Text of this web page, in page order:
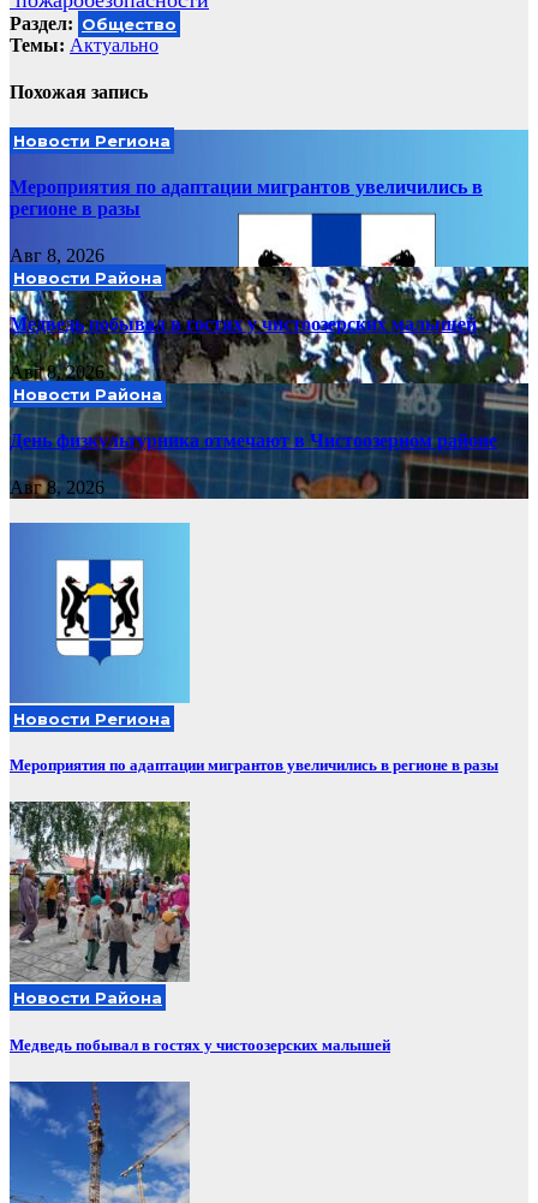
Раздел: Общество
Темы: Актуально
Похожая запись
Новости Региона
Мероприятия по адаптации мигрантов увеличились в
регионе в разы
Авг 8, 2026
Новости Района
Медведь побывал в гостях у чистоозерских малышей
Авг 8, 2026
Новости Района
День физкультурника отмечают в Чистоозерном районе
Авг 8, 2026
Новости Региона
Мероприятия по адаптации мигрантов увеличились в регионе в разы
Новости Района
Медведь побывал в гостях у чистоозерских малышей